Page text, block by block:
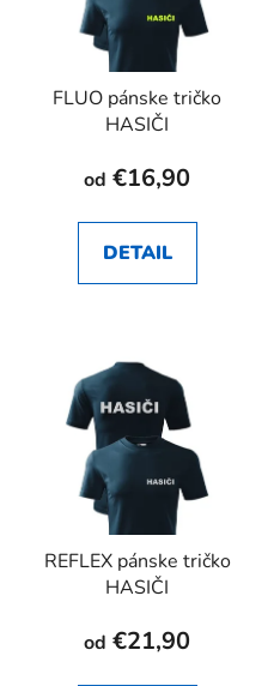
FLUO pánske tričko
HASIČI
od €16,90
DETAIL
REFLEX pánske tričko
HASIČI
od €21,90